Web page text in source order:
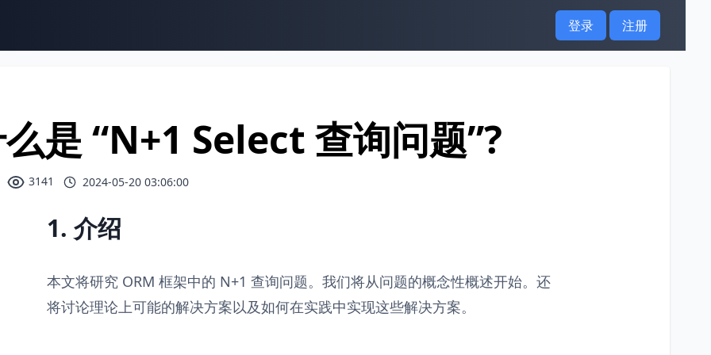
登录 注册
是 “N+1 Select 查询问题”?
3141 2024-05-20 03:06:00
1. 介绍
本文将研究 ORM 框架中的 N+1 查询问题。我们将从问题的概念性概述开始。还
将讨论理论上可能的解决方案以及如何在实践中实现这些解决方案。